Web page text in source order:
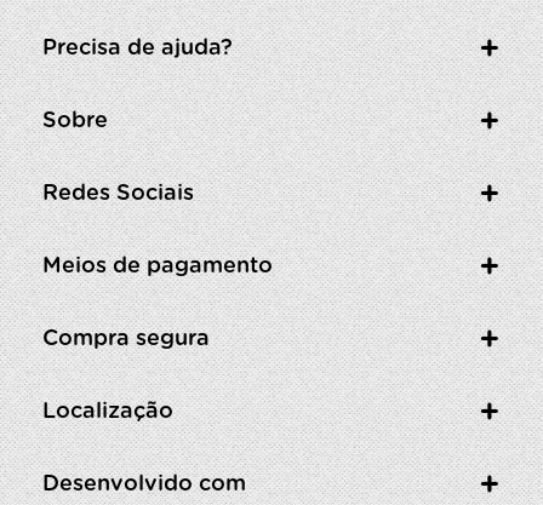
Precisa de ajuda?
Sobre
Redes Sociais
Meios de pagamento
Compra segura
Localização
Desenvolvido com